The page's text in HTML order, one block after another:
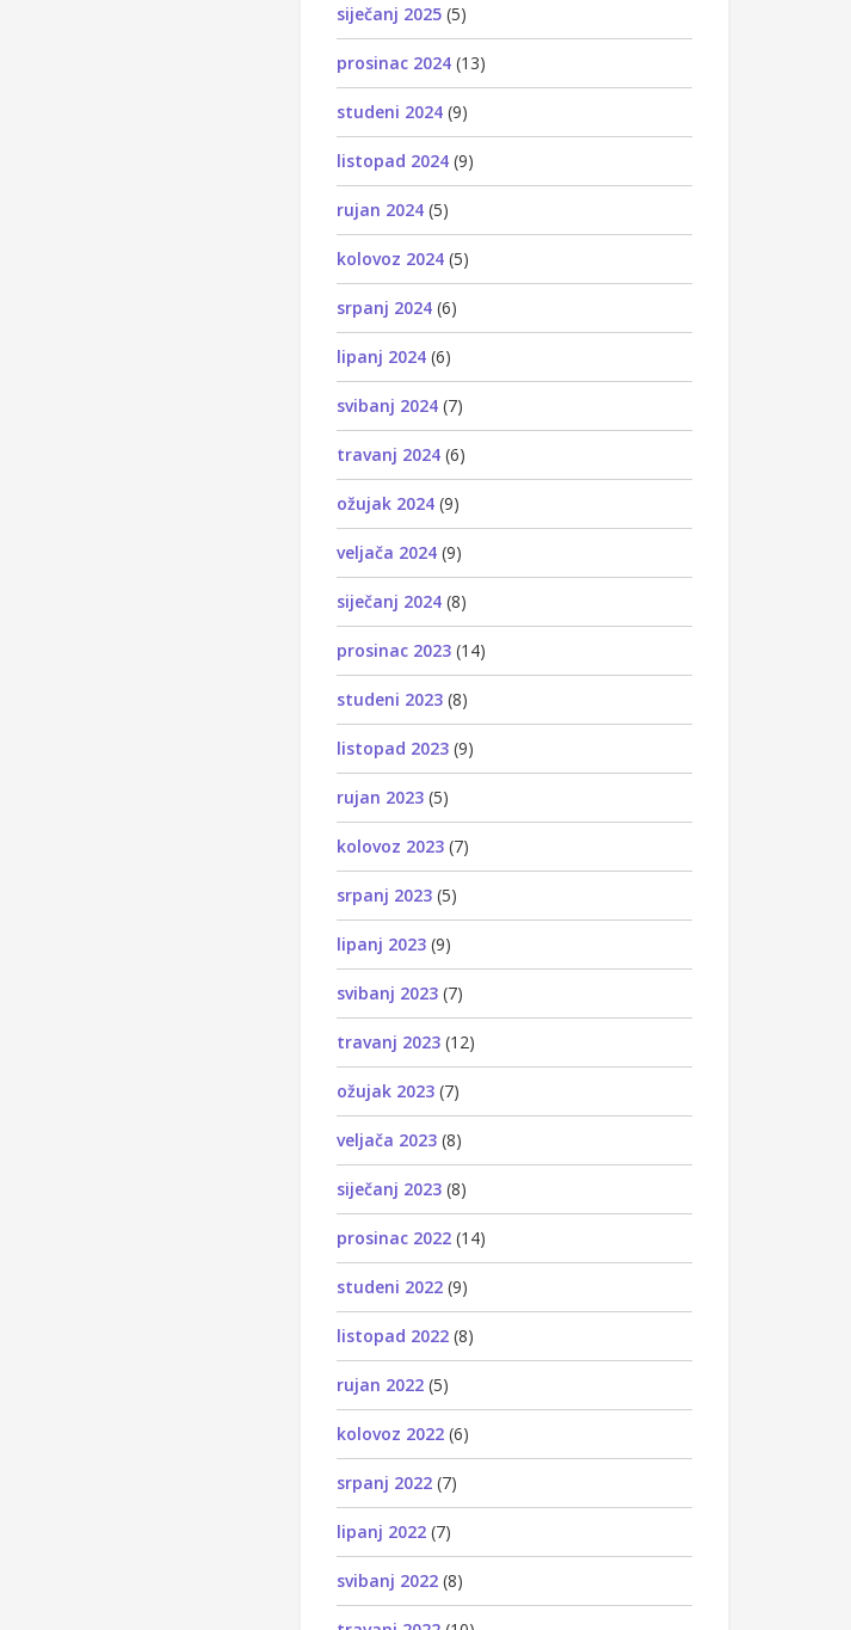
siječanj 2025 (5)
prosinac 2024 (13)
studeni 2024 (9)
listopad 2024 (9)
rujan 2024 (5)
kolovoz 2024 (5)
srpanj 2024 (6)
lipanj 2024 (6)
svibanj 2024 (7)
travanj 2024 (6)
ožujak 2024 (9)
veljača 2024 (9)
siječanj 2024 (8)
prosinac 2023 (14)
studeni 2023 (8)
listopad 2023 (9)
rujan 2023 (5)
kolovoz 2023 (7)
srpanj 2023 (5)
lipanj 2023 (9)
svibanj 2023 (7)
travanj 2023 (12)
ožujak 2023 (7)
veljača 2023 (8)
siječanj 2023 (8)
prosinac 2022 (14)
studeni 2022 (9)
listopad 2022 (8)
rujan 2022 (5)
kolovoz 2022 (6)
srpanj 2022 (7)
lipanj 2022 (7)
svibanj 2022 (8)